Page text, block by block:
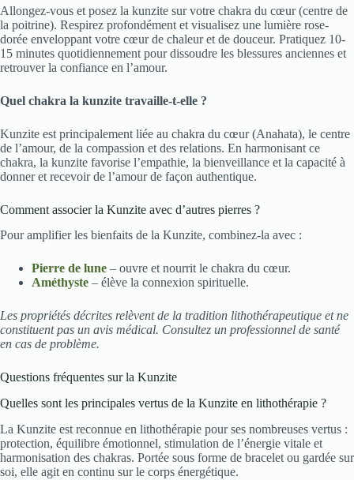
Allongez-vous et posez la kunzite sur votre chakra du cœur (centre de
la poitrine). Respirez profondément et visualisez une lumière rose-
dorée enveloppant votre cœur de chaleur et de douceur. Pratiquez 10-
15 minutes quotidiennement pour dissoudre les blessures anciennes et
retrouver la confiance en l’amour.
Quel chakra la kunzite travaille-t-elle ?
Kunzite est principalement liée au chakra du cœur (Anahata), le centre
de l’amour, de la compassion et des relations. En harmonisant ce
chakra, la kunzite favorise l’empathie, la bienveillance et la capacité à
donner et recevoir de l’amour de façon authentique.
Comment associer la Kunzite avec d’autres pierres ?
Pour amplifier les bienfaits de la Kunzite, combinez-la avec :
Pierre de lune – ouvre et nourrit le chakra du cœur.
Améthyste – élève la connexion spirituelle.
Les propriétés décrites relèvent de la tradition lithothérapeutique et ne
constituent pas un avis médical. Consultez un professionnel de santé
en cas de problème.
Questions fréquentes sur la Kunzite
Quelles sont les principales vertus de la Kunzite en lithothérapie ?
La Kunzite est reconnue en lithothérapie pour ses nombreuses vertus :
protection, équilibre émotionnel, stimulation de l’énergie vitale et
harmonisation des chakras. Portée sous forme de bracelet ou gardée sur
soi, elle agit en continu sur le corps énergétique.